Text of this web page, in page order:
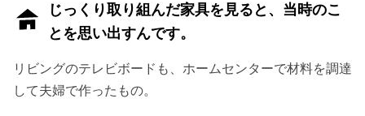
じっくり取り組んだ家具を見ると、当時のこ
とを思い出すんです。
リビングのテレビボードも、ホームセンターで材料を調達
して夫婦で作ったもの。